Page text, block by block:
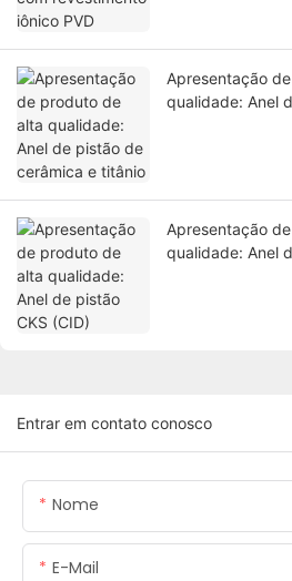
Apresentação
qualidade: Anel
Apresentação
qualidade: Anel
Entrar em contato conosco
Nome
E-Mail